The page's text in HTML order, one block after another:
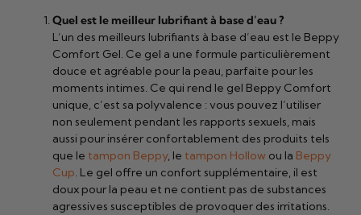
Quel est le meilleur lubrifiant à base d’eau ?
L’un des meilleurs lubrifiants à base d’eau est le Beppy
Comfort Gel. Ce gel a une formule particulièrement
douce et agréable pour la peau, parfaite pour les
moments intimes. Ce qui rend le gel Beppy Comfort
unique, c’est sa polyvalence : vous pouvez l’utiliser
non seulement pendant les rapports sexuels, mais
aussi pour insérer confortablement des produits tels
que le tampon Beppy, le tampon Hollow ou la Beppy
Cup. Le gel offre un confort supplémentaire, il est
doux pour la peau et ne contient pas de substances
agressives susceptibles de provoquer des irritations.